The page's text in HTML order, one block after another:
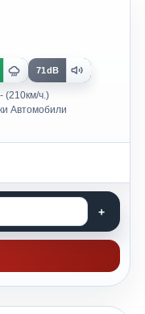
71dB
(210км/ч.)
Автомобили